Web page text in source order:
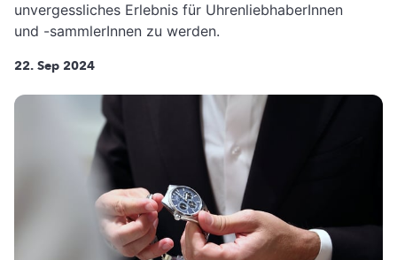
unvergessliches Erlebnis für UhrenliebhaberInnen
und -sammlerInnen zu werden.
22. Sep 2024